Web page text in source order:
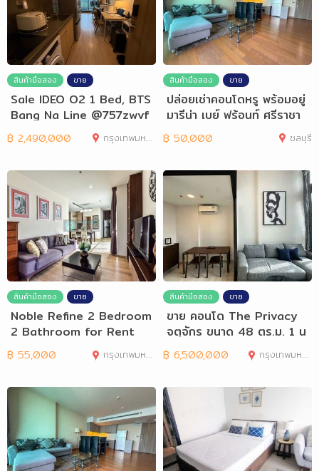
สินค้ามือสอง ขาย
Sale IDEO O2 1 Bed, BTS
Bang Na Line @757zwvf
y
฿ 2,490,000 กรุงเทพมหานคร
สินค้ามือสอง ขาย
ปล่อยเช่าคอนโดหรู พร้อมอยู่
มารีน่า เบย์ ฟร้อนท์ ศรีราชา
฿ 50,000 ชลบุรี
สินค้ามือสอง ขาย
Noble Refine 2 Bedroom
2 Bathroom for Rent
฿ 55,000 กรุงเทพมหานคร
สินค้ามือสอง ขาย
ขาย คอนโด The Privacy
จตุจักร ขนาด 48 ตร.ม. 1 น
อน 1 น้ำ
฿ 6,500,000 กรุงเทพมหานคร